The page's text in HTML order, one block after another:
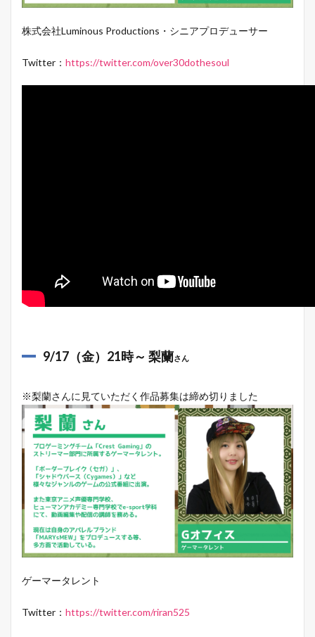
株式会社Luminous Productions・シニアプロデューサー
Twitter： https://twitter.com/over30dothesoul
9/17（金）21時～ 梨蘭さん
※梨蘭さんに見ていただく作品募集は締め切りました
ゲーマータレント
Twitter： https://twitter.com/riran525